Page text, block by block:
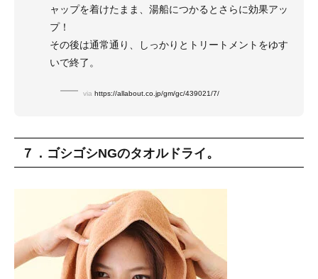
ャップを着けたまま、湯船につかるとさらに効果アッ
プ！
その後は通常通り、しっかりとトリートメントをゆす
いで終了。
via https://allabout.co.jp/gm/gc/439021/7/
７．ゴシゴシNGのタオルドライ。